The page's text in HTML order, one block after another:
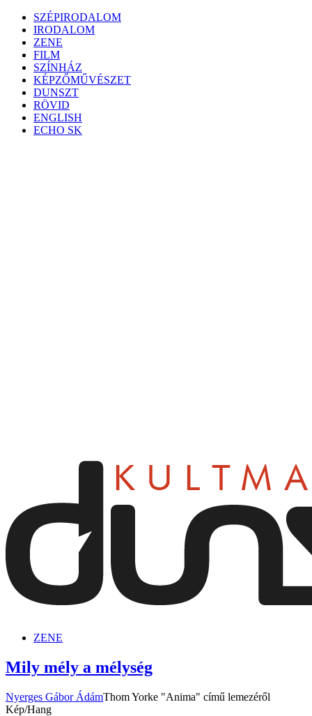
Skip
content
SZÉPIRODALOM
IRODALOM
ZENE
FILM
SZÍNHÁZ
KÉPZŐMŰVÉSZET
DUNSZT
RÖVID
ENGLISH
ECHO SK
ZENE
Mily mély a mélység
Nyerges Gábor ÁdámThom Yorke "Anima" című lemezéről
Kép/Hang